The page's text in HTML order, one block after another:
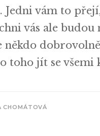
Jedni vám to
vás ale budou
někdo
toho jít se všemi
CHOMÁTOVÁ